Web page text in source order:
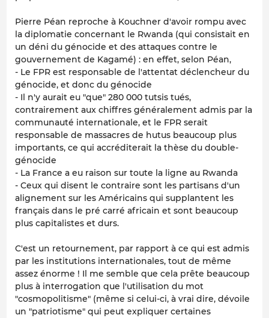
Pierre Péan reproche à Kouchner d'avoir rompu avec
la diplomatie concernant le Rwanda (qui consistait en
un déni du génocide et des attaques contre le
gouvernement de Kagamé) : en effet, selon Péan,
- Le FPR est responsable de l'attentat déclencheur du
génocide, et donc du génocide
- Il n'y aurait eu "que" 280 000 tutsis tués,
contrairement aux chiffres généralement admis par la
communauté internationale, et le FPR serait
responsable de massacres de hutus beaucoup plus
importants, ce qui accréditerait la thèse du double-
génocide
- La France a eu raison sur toute la ligne au Rwanda
- Ceux qui disent le contraire sont les partisans d'un
alignement sur les Américains qui supplantent les
français dans le pré carré africain et sont beaucoup
plus capitalistes et durs.
C'est un retournement, par rapport à ce qui est admis
par les institutions internationales, tout de même
assez énorme ! Il me semble que cela prête beaucoup
plus à interrogation que l'utilisation du mot
"cosmopolitisme" (même si celui-ci, à vrai dire, dévoile
un "patriotisme" qui peut expliquer certaines